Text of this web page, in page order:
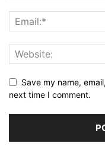
Save my name,
next time I comment.